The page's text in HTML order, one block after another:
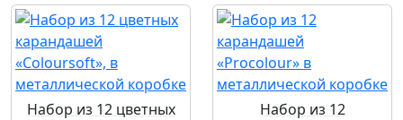
Набор из 12 цветных
Набор из 12